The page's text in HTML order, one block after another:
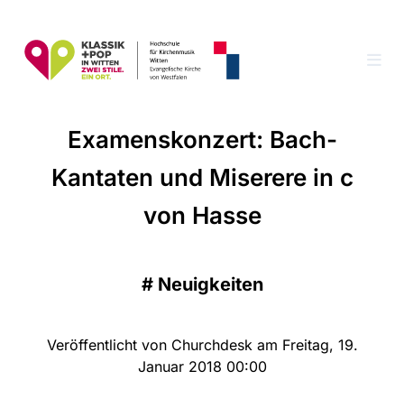
Examenskonzert: Bach-
Kantaten und Miserere in c
von Hasse
# Neuigkeiten
Veröffentlicht von Churchdesk am Freitag, 19.
Januar 2018 00:00